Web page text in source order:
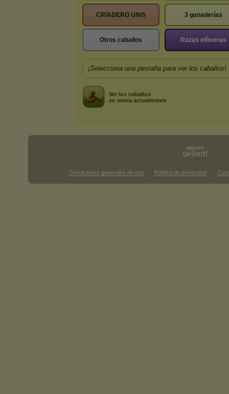
CRIADERO UNIS 3 ganaderías
Otros caballos Razas efímeras
¡Selecciona una pestaña para ver los caballos!
Ver los caballos
en venta actualmente
Condiciones generales de uso Política de privacidad